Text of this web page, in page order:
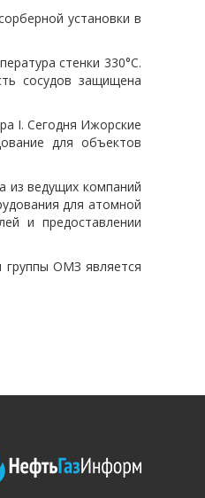
установки в
стенки 330°С.
сосудов защищена
I. Сегодня Ижорские
для объектов
ведущих компаний
для атомной
и предоставлении
ОМЗ является